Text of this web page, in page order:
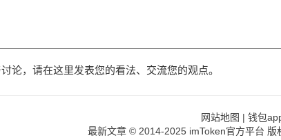
论，请在这里发表您的看法、交流您的观点。
网站地图 | 钱包
最新文章 © 2014-2025 imToken官方平台 版